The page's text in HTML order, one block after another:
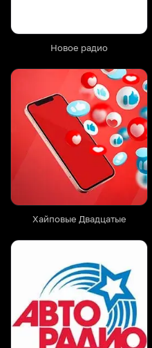
Новое радио
Хайповые Двадцатые